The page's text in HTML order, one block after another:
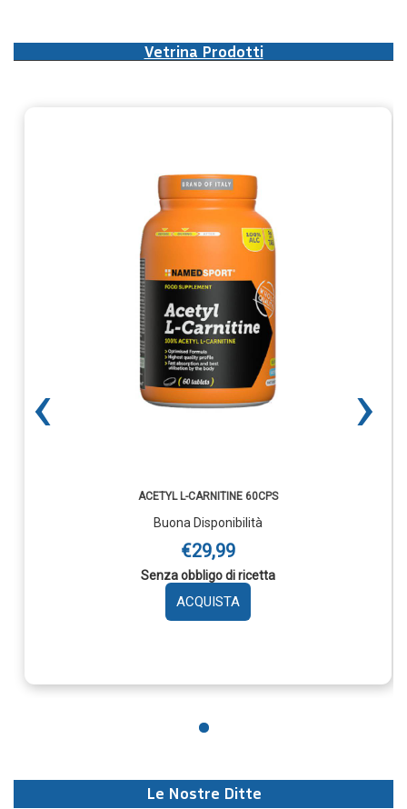
Vetrina Prodotti
ACETYL L-CARNITINE 60CPS
Buona Disponibilità
€29,99
Senza obbligo di ricetta
AGGIUNGI ACETYL
L-
‹ ›
Le Nostre Ditte